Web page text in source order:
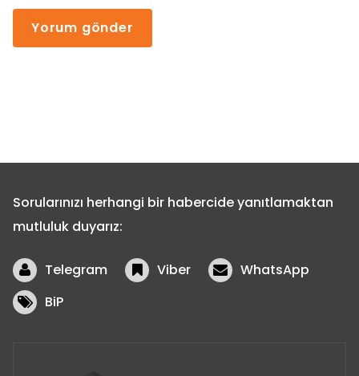
Sorularınızı herhangi bir habercide yanıtlamaktan
mutluluk duyarız:
Telegram Viber
WhatsApp
BiP